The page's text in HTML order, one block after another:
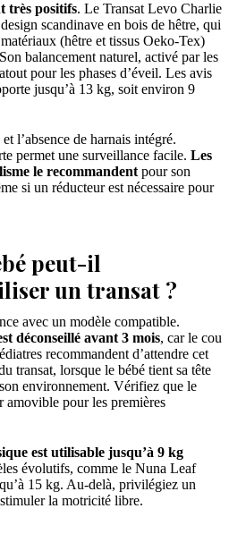
très positifs. Le Transat Levo Charlie
scandinave en bois de hêtre, qui
(hêtre et tissus Oeko-Tex)
balancement naturel, activé par les
pour les phases d’éveil. Les avis
jusqu’à 13 kg, soit environ 9
l’absence de harnais intégré.
permet une surveillance facile. Les
le recommandent pour son
si un réducteur est nécessaire pour
peut-il
un transat ?
avec un modèle compatible.
déconseillé avant 3 mois, car le cou
recommandent d’attendre cet
transat, lorsque le bébé tient sa tête
environnement. Vérifiez que le
amovible pour les premières
est utilisable jusqu’à 9 kg
évolutifs, comme le Nuna Leaf
15 kg. Au-delà, privilégiez un
la motricité libre.